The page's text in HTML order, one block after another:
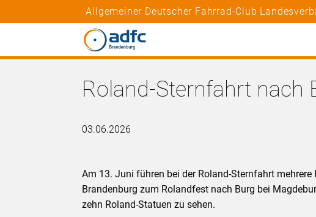
Allgemeiner Deutscher Fahrrad-Club
Roland-Sternfahrt nach
03.06.2026
Am 13. Juni führen bei der Roland-Sternfahrt
Brandenburg zum Rolandfest nach Burg bei
zehn Roland-Statuen zu sehen.